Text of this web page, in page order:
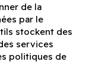
de la
par le
stockent des
services
politiques de